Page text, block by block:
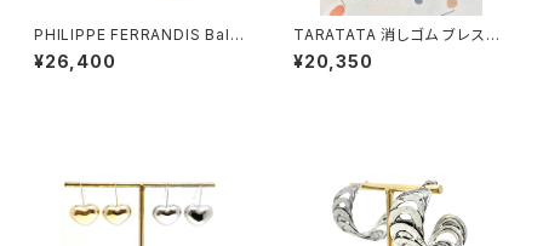
PHILIPPE FERRANDIS Balé
ares リング#1
¥26,400
TARATATA 消しゴム ブレスレ
ット
¥20,350